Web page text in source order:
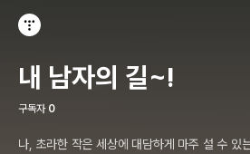
내 남자의 길~!
구독자 0
나, 초라한 작은 세상에 대담하게 마주 설 수 있